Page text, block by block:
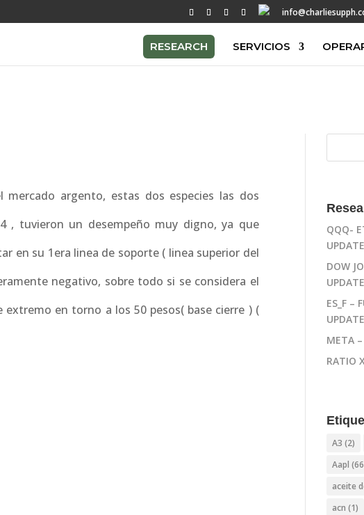
RESEARCH SERVICIOS
argento, estas dos especies las dos
, tuvieron un desempeño muy digno, ya que
en su 1era linea de soporte ( linea superior del
negativo, sobre todo si se considera el
en torno a los 50 pesos( base cierre ) (
QQQ-
UPDATE
DOW
UPDATE
ES_F –
UPDATE
META
RATIO
A3 (2)
Aapl
aceite
acn (1)